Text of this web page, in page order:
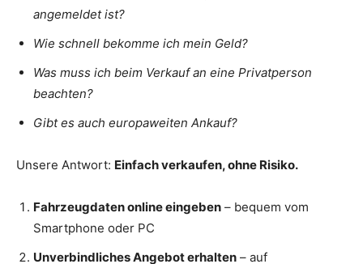
angemeldet ist?
Wie schnell bekomme ich mein Geld?
Was muss ich beim Verkauf an eine Privatperson
beachten?
Gibt es auch europaweiten Ankauf?
Unsere Antwort: Einfach verkaufen, ohne Risiko.
Fahrzeugdaten online eingeben – bequem vom
Smartphone oder PC
Unverbindliches Angebot erhalten – auf